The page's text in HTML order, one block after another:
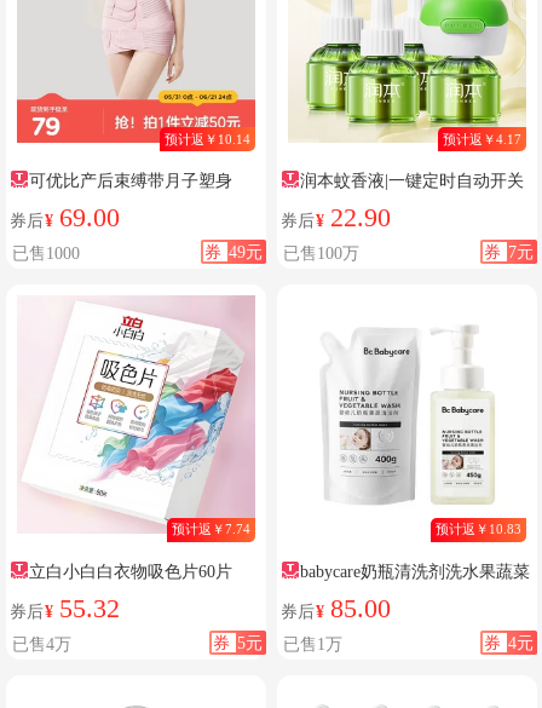
预计返￥10.14
可优比产后束缚带月子塑身
券后¥ 69.00
券 49元
已售1000
预计返￥4.17
润本蚊香液|一键定时自动开关
券后¥ 22.90
券 7元
已售100万
预计返￥7.74
立白小白白衣物吸色片60片
券后¥ 55.32
券 5元
已售4万
预计返￥10.83
babycare奶瓶清洗剂洗水果蔬菜
券后¥ 85.00
券 4元
已售1万